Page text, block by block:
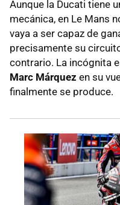
Aunque la Ducati tiene
mecánica, en Le Mans
vaya a ser capaz de
precisamente su
contrario. La incógnita
Marc Márquez en su
finalmente se produce.